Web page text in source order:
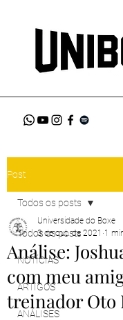
Post
Todos os posts
NOTÍCIAS
ARTIGOS
ANÁLISES
Todos os posts
Análise:
com meu
treinador Oto
Universidade do Boxe
3 de out. de 2021 1